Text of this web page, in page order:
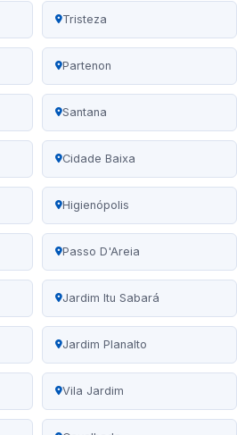
Tristeza
Partenon
Santana
Cidade Baixa
Higienópolis
Passo D'Areia
Jardim Itu Sabará
Jardim Planalto
Vila Jardim